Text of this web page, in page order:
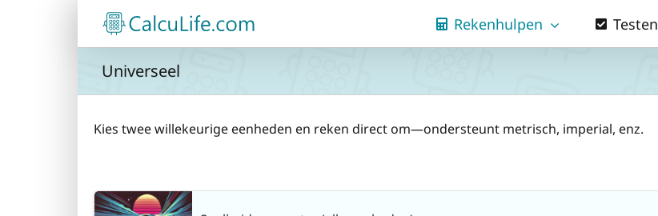
Rekenhulpen Testen
Universeel
Kies twee willekeurige eenheden en reken direct om—ondersteunt metrisch, imperial, enz.